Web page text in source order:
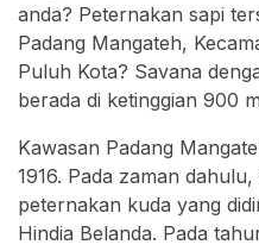
anda? Peternakan sapi
Padang Mangateh,
Puluh Kota? Savana
berada di ketinggian 900
Kawasan Padang
1916. Pada zaman
peternakan kuda yang
Hindia Belanda. Pada